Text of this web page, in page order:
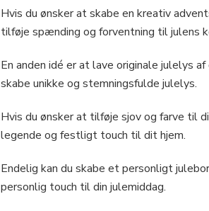
Hvis du ønsker at skabe en kreativ
tilføje spænding og forventning til julens
En anden idé er at lave originale julelys
skabe unikke og stemningsfulde julelys.
Hvis du ønsker at tilføje sjov og farve til
legende og festligt touch til dit hjem.
Endelig kan du skabe et personligt
personlig touch til din julemiddag.